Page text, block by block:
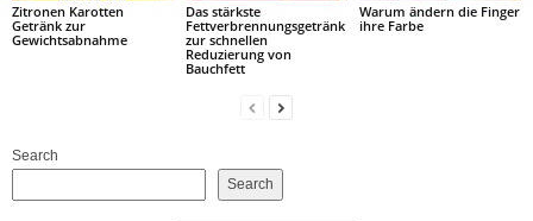
Zitronen Karotten
Getränk zur
Gewichtsabnahme
Das stärkste
Fettverbrennungsgetränk
zur schnellen
Reduzierung von
Bauchfett
Warum ändern die Finger
ihre Farbe
Search
Search